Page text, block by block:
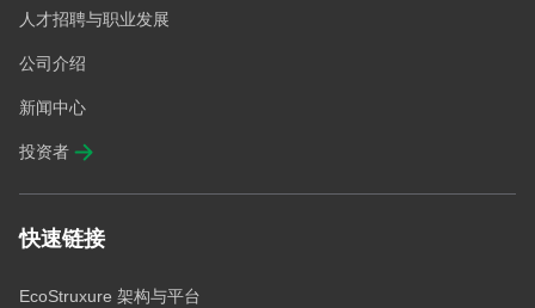
人才招聘与职业发展
公司介绍
新闻中心
投资者
快速链接
EcoStruxure 架构与平台